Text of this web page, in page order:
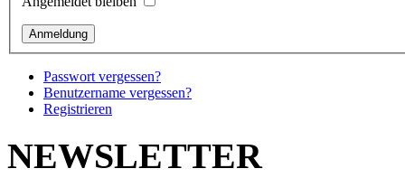
Passwort vergessen?
Benutzername vergessen?
Registrieren
NEWSLETTER